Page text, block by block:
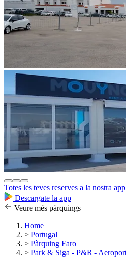
Totes les teves reserves a la nostra app
Descargate la app
Veure més pàrquings
Home
> Portugal
> Pàrquing Faro
> Park & Siga - P&R -